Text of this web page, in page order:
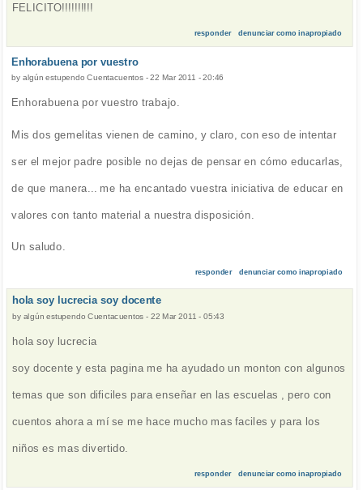
FELICITO!!!!!!!!!!
responder denunciar como inapropiado
Enhorabuena por vuestro
by algún estupendo Cuentacuentos-22 Mar 2011 - 20:46
Enhorabuena por vuestro trabajo.
Mis dos gemelitas vienen de camino, y claro, con eso de intentar
ser el mejor padre posible no dejas de pensar en cómo educarlas,
de que manera... me ha encantado vuestra iniciativa de educar en
valores con tanto material a nuestra disposición.
Un saludo.
responder denunciar como inapropiado
hola soy lucrecia soy docente
by algún estupendo Cuentacuentos - 22 Mar 2011 - 05:43
hola soy lucrecia
soy docente y esta pagina me ha ayudado un monton con algunos
temas que son dificiles para enseñar en las escuelas , pero con
cuentos ahora a mí se me hace mucho mas faciles y para los
niños es mas divertido.
responder denunciar como inapropiado